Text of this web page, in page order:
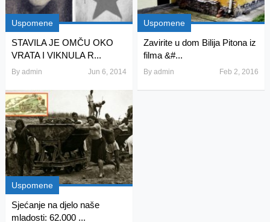
Uspomene
STAVILA JE OMČU OKO
VRATA I VIKNULA R...
By admin Jun 6, 2014
Uspomene
Zavirite u dom Bilija Pitona iz
filma &#...
Byadmin Feb 2, 2016
Uspomene
Sjećanje na djelo naše
mladosti: 62.000 ...